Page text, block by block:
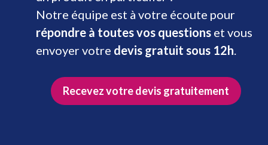
Notre équipe est à votre écoute pour
répondre à toutes vos questions et vous
envoyer votre devis gratuit sous 12h.
Recevez votre devis gratuitement